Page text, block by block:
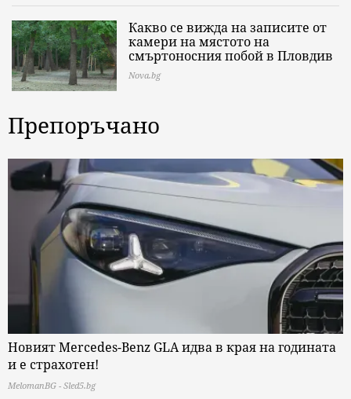
Какво се вижда на записите от
камери на мястото на
смъртоносния побой в Пловдив
Nova.bg
Препоръчано
Новият Mercedes-Benz GLA идва в края на годината
и е страхотен!
MelomanBG - Sled5.bg